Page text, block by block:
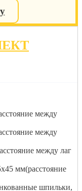
между
между
между лаг
мм(расстояние
шпильки,